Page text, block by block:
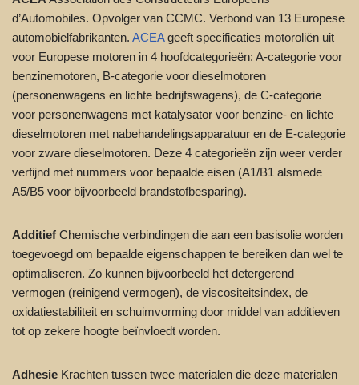
d’Automobiles. Opvolger van CCMC. Verbond van 13 Europese
automobielfabrikanten. ACEAgeeft specificaties motoroliën uit
voor Europese motoren in 4 hoofdcategorieën: A-categorie voor
benzinemotoren, B-categorie voor dieselmotoren
(personenwagens en lichte bedrijfswagens), de C-categorie
voor personenwagens met katalysator voor benzine- en lichte
dieselmotoren met nabehandelingsapparatuur en de E-categorie
voor zware dieselmotoren. Deze 4 categorieën zijn weer verder
verfijnd met nummers voor bepaalde eisen (A1/B1 alsmede
A5/B5 voor bijvoorbeeld brandstofbesparing).
Additief Chemische verbindingen die aan een basisolie worden
toegevoegd om bepaalde eigenschappen te bereiken dan wel te
optimaliseren. Zo kunnen bijvoorbeeld het detergerend
vermogen (reinigend vermogen), de viscositeitsindex, de
oxidatiestabiliteit en schuimvorming door middel van additieven
tot op zekere hoogte beïnvloedt worden.
Adhesie Krachten tussen twee materialen die deze materialen